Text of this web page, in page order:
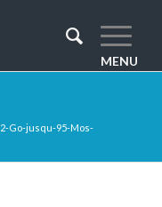
Go-jusqu-95-Mos-